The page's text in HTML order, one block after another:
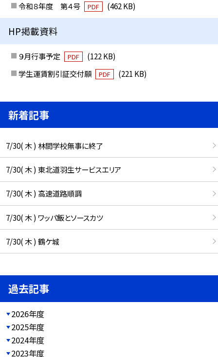
令和８年度 第４号 PDF (462 KB)
HP掲載資料
９月行事予定 PDF
(122 KB)
学生運賃割引証交付願
PDF (221 KB)
新着記事
7/30( 木 ) 林間学校無事に終了
7/30( 木 ) 東北道羽生サービスエリア
7/30( 木 ) 高速道路順調
7/30( 木 ) ワッパ飯とソースカツ
7/30( 木 ) 鶴ケ城
過去記事
2026年度
2025年度
2024年度
2023年度